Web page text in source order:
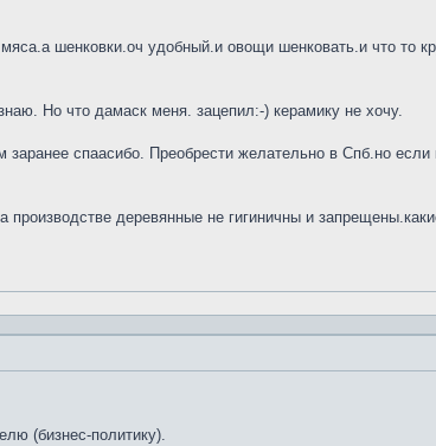
шенковки.оч удобный.и овощи шенковать.и что то
Но что дамаск меня. зацепил:-) керамику не хочу.
спаасибо. Преобрести желательно в Спб.но
деревянные не гигиничны и
(бизнес-политику).